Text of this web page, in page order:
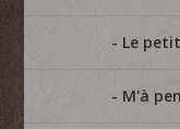
Le
M'à